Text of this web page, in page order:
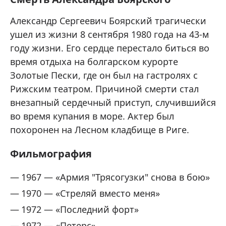
Александр Сергеевич Боярский трагически
ушел из жизни 8 сентября 1980 года на 43-м
году жизни. Его сердце перестало биться во
время отдыха на болгарском курорте
Золотые Пески, где он был на гастролях с
Рижским театром. Причиной смерти стал
внезапный сердечный приступ, случившийся
во время купания в море. Актер был
похоронен на Лесном кладбище в Риге.
Фильмография
1967 — «Армия "Трясогузки" снова в бою»
1970 — «Стреляй вместо меня»
1972 — «Последний форт»